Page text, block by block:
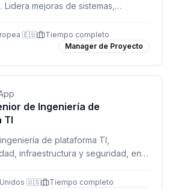
mejoras de sistemas,
Remoto con presencialidad
🇪🇺
Tiempo completo
Manager de Proyecto
de Ingeniería de
TI
de plataforma TI,
infraestructura y seguridad, en
Unidos 🇺🇸
Tiempo completo